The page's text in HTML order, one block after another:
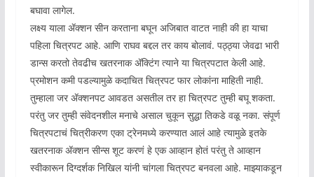
बघावा लागेल.
लक्ष्य याला ॲक्शन सीन करताना बघून अजिबात वाटत नाही की हा याचा
पहिला चित्रपट आहे. आणि राघव बद्दल तर काय बोलावं. पठ्ठ्या जेवढा भारी
डान्स करतो तेवढीच खतरनाक ॲक्टिंग त्याने या चित्रपटात केली आहे.
प्रमोशन कमी पडल्यामुळे कदाचित चित्रपट फार लोकांना माहिती नाही.
तुम्हाला जर ॲक्शनपट आवडत असतील तर हा चित्रपट तुम्ही बघू शकता.
परंतु जर तुम्ही संवेदनशील मनाचे असाल चुकून सुद्धा तिकडे वळू नका. संपूर्ण
चित्रपटाचं चित्रीकरण एका ट्रेनमध्ये करण्यात आलं आहे त्यामुळे इतके
खतरनाक ॲक्शन सीन्स शूट करणं हे एक आव्हान होतं परंतु ते आव्हान
स्वीकारून दिग्दर्शक निखिल यांनी चांगला चित्रपट बनवला आहे. माझ्याकडून